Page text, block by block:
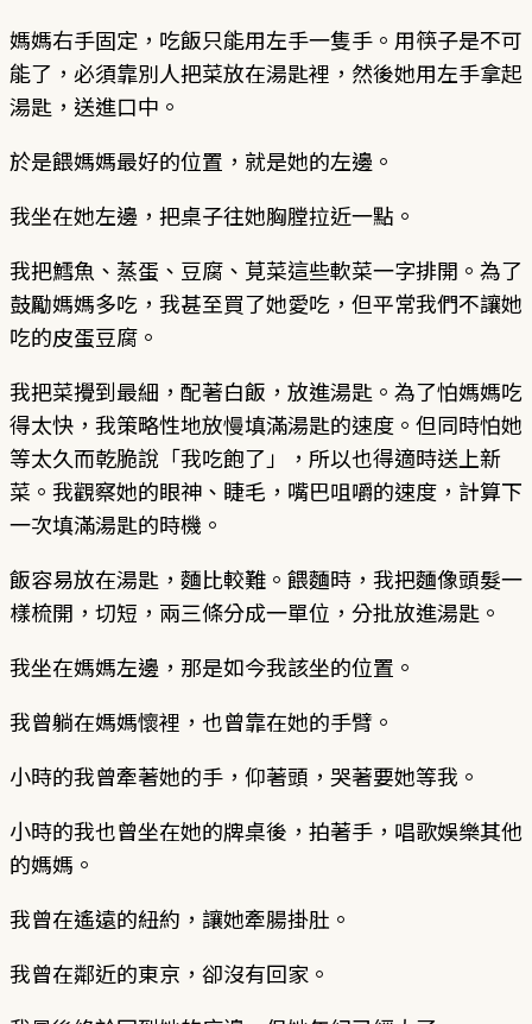
媽媽右手固定，吃飯只能用左手一隻手。用筷子是不可
能了，必須靠別人把菜放在湯匙裡，然後她用左手拿起
湯匙，送進口中。
於是餵媽媽最好的位置，就是她的左邊。
我坐在她左邊，把桌子往她胸膛拉近一點。
我把鱈魚、蒸蛋、豆腐、莧菜這些軟菜一字排開。為了
鼓勵媽媽多吃，我甚至買了她愛吃，但平常我們不讓她
吃的皮蛋豆腐。
我把菜攪到最細，配著白飯，放進湯匙。為了怕媽媽吃
得太快，我策略性地放慢填滿湯匙的速度。但同時怕她
等太久而乾脆說「我吃飽了」，所以也得適時送上新
菜。我觀察她的眼神、睫毛，嘴巴咀嚼的速度，計算下
一次填滿湯匙的時機。
飯容易放在湯匙，麵比較難。餵麵時，我把麵像頭髮一
樣梳開，切短，兩三條分成一單位，分批放進湯匙。
我坐在媽媽左邊，那是如今我該坐的位置。
我曾躺在媽媽懷裡，也曾靠在她的手臂。
小時的我曾牽著她的手，仰著頭，哭著要她等我。
小時的我也曾坐在她的牌桌後，拍著手，唱歌娛樂其他
的媽媽。
我曾在遙遠的紐約，讓她牽腸掛肚。
我曾在鄰近的東京，卻沒有回家。